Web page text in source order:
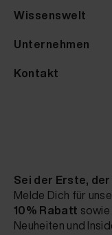
Wissenswelt
Unternehmen
Kontakt
Sei der Erste,
Melde Dich für
10% Rabatt
Neuheiten und